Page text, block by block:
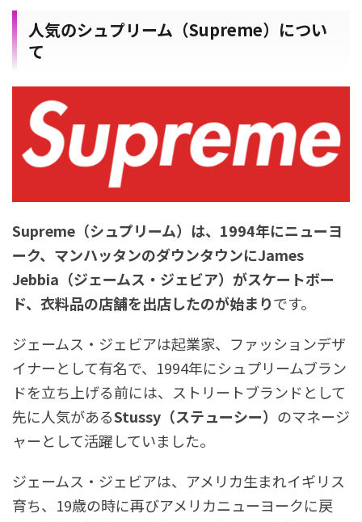
人気のシュプリーム（Supreme）につい
て
Supreme（シュプリーム）は、1994年にニューヨ
ーク、マンハッタンのダウンタウンにJames
Jebbia（ジェームス・ジェビア）がスケートボー
ド、衣料品の店舗を出店したのが始まりです。
ジェームス・ジェビアは起業家、ファッションデザ
イナーとして有名で、1994年にシュプリームブラン
ドを立ち上げる前には、ストリートブランドとして
先に人気があるStussy（ステューシー） のマネージ
ャーとして活躍していました。
ジェームス・ジェビアは、アメリカ生まれイギリス
育ち、19歳の時に再びアメリカニューヨークに戻